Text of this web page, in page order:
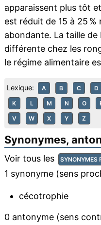
apparaissent plus tôt
est réduit de 15 à 25
abondante. La taille de
différente chez les
le régime alimentaire
Lexique: A B C D
K L M N O
V W X Y Z
Synonymes,
Voir tous les SYNONYMES
1 synonyme (sens
cécotrophie
0 antonyme (sens